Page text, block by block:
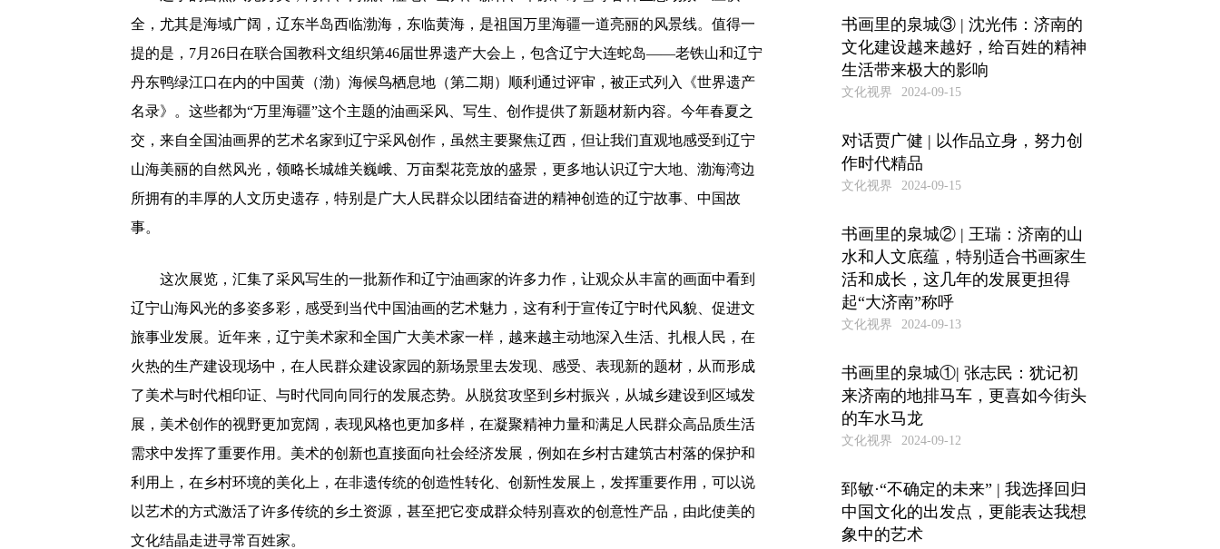
全，尤其是海域广阔，辽东半岛西临渤海，东临黄海，是祖国万里海疆一道亮丽的风景线。值得一
提的是，7月26日在联合国教科文组织第46届世界遗产大会上，包含辽宁大连蛇岛——老铁山和辽宁
丹东鸭绿江口在内的中国黄（渤）海候鸟栖息地（第二期）顺利通过评审，被正式列入《世界遗产
名录》。这些都为“万里海疆”这个主题的油画采风、写生、创作提供了新题材新内容。今年春夏之
交，来自全国油画界的艺术名家到辽宁采风创作，虽然主要聚焦辽西，但让我们直观地感受到辽宁
山海美丽的自然风光，领略长城雄关巍峨、万亩梨花竞放的盛景，更多地认识辽宁大地、渤海湾边
所拥有的丰厚的人文历史遗存，特别是广大人民群众以团结奋进的精神创造的辽宁故事、中国故
事。
这次展览，汇集了采风写生的一批新作和辽宁油画家的许多力作，让观众从丰富的画面中看到
辽宁山海风光的多姿多彩，感受到当代中国油画的艺术魅力，这有利于宣传辽宁时代风貌、促进文
旅事业发展。近年来，辽宁美术家和全国广大美术家一样，越来越主动地深入生活、扎根人民，在
火热的生产建设现场中，在人民群众建设家园的新场景里去发现、感受、表现新的题材，从而形成
了美术与时代相印证、与时代同向同行的发展态势。从脱贫攻坚到乡村振兴，从城乡建设到区域发
展，美术创作的视野更加宽阔，表现风格也更加多样，在凝聚精神力量和满足人民群众高品质生活
需求中发挥了重要作用。美术的创新也直接面向社会经济发展，例如在乡村古建筑古村落的保护和
利用上，在乡村环境的美化上，在非遗传统的创造性转化、创新性发展上，发挥重要作用，可以说
以艺术的方式激活了许多传统的乡土资源，甚至把它变成群众特别喜欢的创意性产品，由此使美的
文化结晶走进寻常百姓家。
书画里的泉城③ | 沈光伟：济南的
文化建设越来越好，给百姓的精神
生活带来极大的影响
文化视界 2024-09-15
对话贾广健 | 以作品立身，努力创
作时代精品
文化视界 2024-09-15
书画里的泉城② | 王瑞：济南的山
水和人文底蕴，特别适合书画家生
活和成长，这几年的发展更担得
起“大济南”称呼
文化视界 2024-09-13
书画里的泉城①| 张志民：犹记初
来济南的地排马车，更喜如今街头
的车水马龙
文化视界 2024-09-12
郅敏·“不确定的未来” | 我选择回归
中国文化的出发点，更能表达我想
象中的艺术